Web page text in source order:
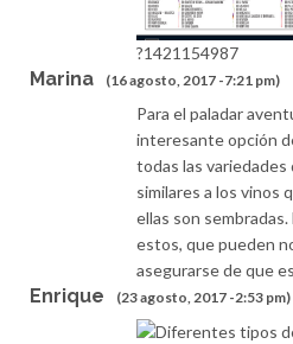
?1421154987
Marina (16 agosto, 2017 -7:21 pm)
Para el paladar
interesante opción
todas las
similares a los vinos
ellas son
estos, que pueden
asegurarse de que
Enrique (23 agosto, 2017 -2:53 pm)